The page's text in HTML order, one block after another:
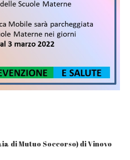
di Mutuo Soccorso) di Vinovo